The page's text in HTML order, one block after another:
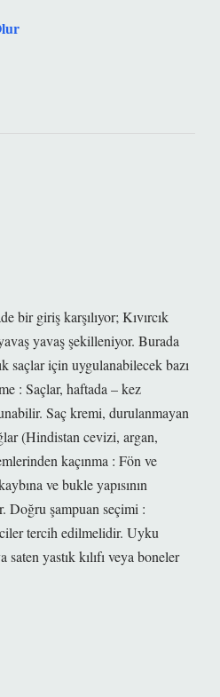
bir giriş karşılıyor; Kıvırcık
yavaş şekilleniyor. Burada
saçlar için uygulanabilecek bazı
: Saçlar, haftada – kez
Saç kremi, durulanmayan
(Hindistan cevizi, argan,
kaçınma : Fön ve
ve bukle yapısının
Doğru şampuan seçimi :
tercih edilmelidir. Uyku
saten yastık kılıfı veya boneler